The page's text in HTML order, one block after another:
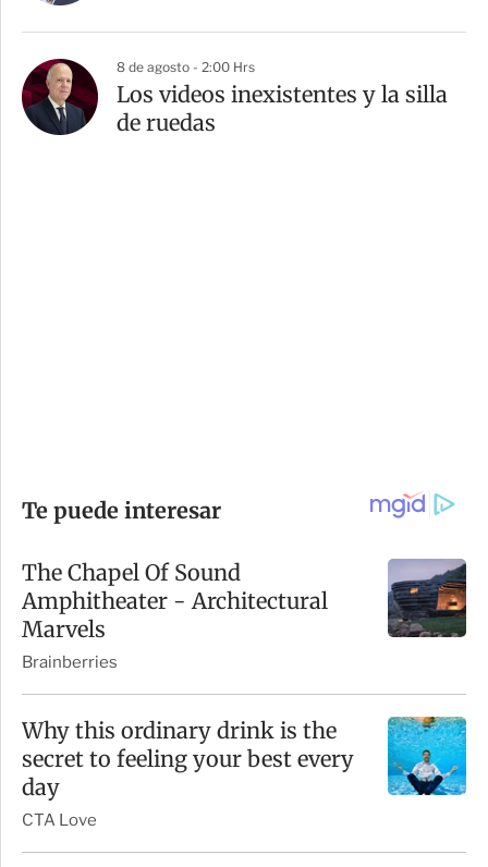
8 de agosto - 2:00 Hrs
Los videos inexistentes y la silla
de ruedas